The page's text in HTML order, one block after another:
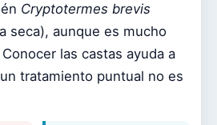
Cryptotermes brevis
seca), aunque es mucho
las castas ayuda a
tratamiento puntual no es